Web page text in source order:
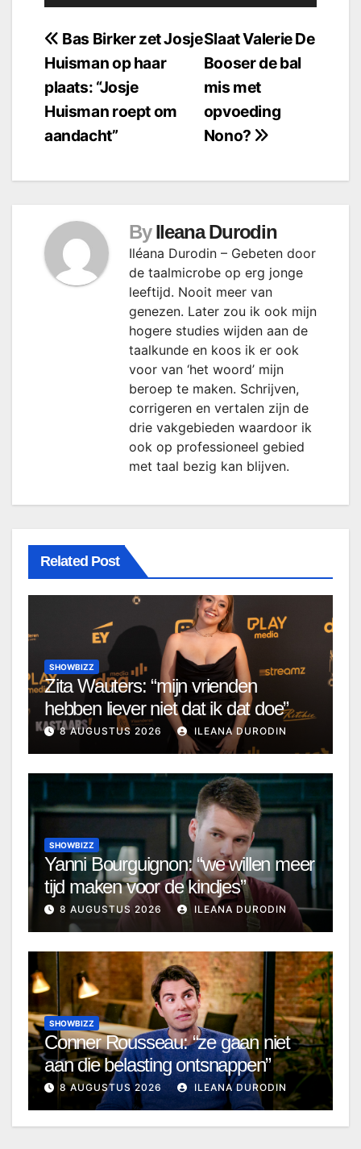
Bericht
navigatie
Slaat Valerie De
Booser de bal
mis met
opvoeding
Nono?
Bas Birker zet Josje
Huisman op haar
plaats: “Josje
Huisman roept om
aandacht”
By Ileana Durodin
Iléana Durodin – Gebeten door
de taalmicrobe op erg jonge
leeftijd. Nooit meer van
genezen. Later zou ik ook mijn
hogere studies wijden aan de
taalkunde en koos ik er ook
voor van ‘het woord’ mijn
beroep te maken. Schrijven,
corrigeren en vertalen zijn de
drie vakgebieden waardoor ik
ook op professioneel gebied
met taal bezig kan blijven.
Related Post
SHOWBIZZ
Zita Wauters: “mijn vrienden
hebben liever niet dat ik dat doe”
8 AUGUSTUS 2026 ILEANA DURODIN
SHOWBIZZ
Yanni Bourguignon: “we willen meer
tijd maken voor de kindjes”
8 AUGUSTUS 2026 ILEANA DURODIN
SHOWBIZZ
Conner Rousseau: “ze gaan niet
aan die belasting ontsnappen”
8 AUGUSTUS 2026 ILEANA DURODIN